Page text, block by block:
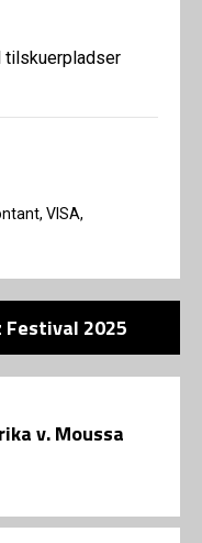
tilskuerpladser
VISA,
Festival 2025
v. Moussa